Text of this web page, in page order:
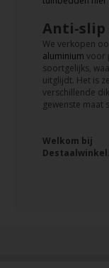
Anti-slip
We verkopen
aluminium voor
soortgelijks,
uitglijdt. Het is
verschillende
gewenste maat
Welkom bij